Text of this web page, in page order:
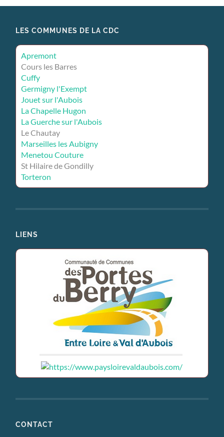
LES COMMUNES DE LA CDC
Apremont
Cours les Barres
Cuffy
Germigny l'Exempt
Jouet sur l'Aubois
La Chapelle Hugon
La Guerche sur l'Aubois
Le Chautay
Marseilles les Aubigny
Menetou Couture
St Hilaire de Gondilly
Torteron
LIENS
CONTACT